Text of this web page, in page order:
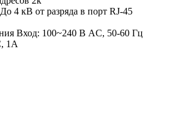
До 4 кВ от разряда в порт RJ-45
Вход: 100~240 В AC, 50-60 Гц
1А